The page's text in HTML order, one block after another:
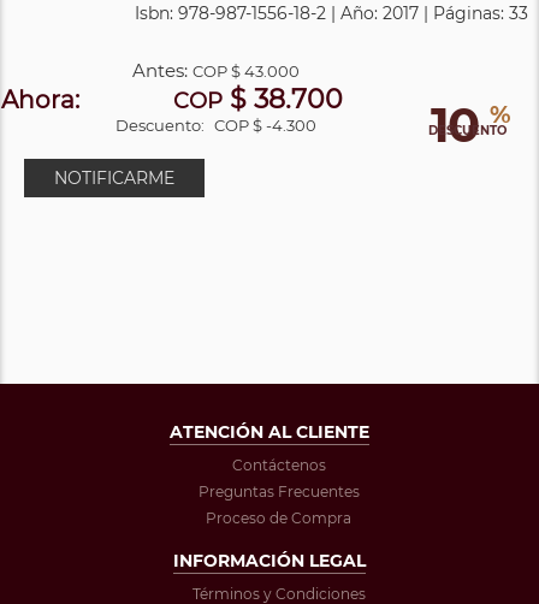
Isbn: 978-987-1556-18-2 | Año: 2017 | Páginas: 33
10 %
DESCUENTO
Antes: COP$ 43.000
Ahora: COP$ 38.700
Descuento: COP $ -4.300
NOTIFICARME
ATENCIÓN AL CLIENTE
Contáctenos
Preguntas Frecuentes
Proceso de Compra
INFORMACIÓN LEGAL
Términos y Condiciones